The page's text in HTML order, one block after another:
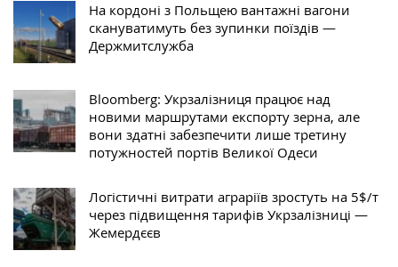
На кордоні з Польщею вантажні вагони
скануватимуть без зупинки поїздів —
Держмитслужба
Bloomberg: Укрзалізниця працює над
новими маршрутами експорту зерна, але
вони здатні забезпечити лише третину
потужностей портів Великої Одеси
Логістичні витрати аграріїв зростуть на 5$/т
через підвищення тарифів Укрзалізниці —
Жемердєєв